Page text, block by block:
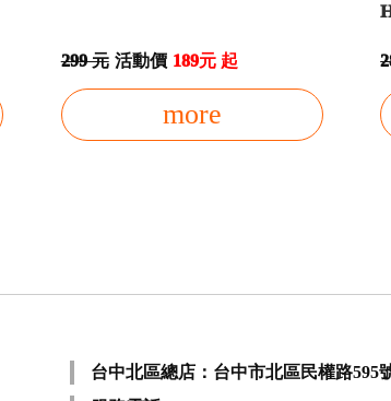
299 元 活動價 189元 起
more
台中北區總店：台中市北區民權路595